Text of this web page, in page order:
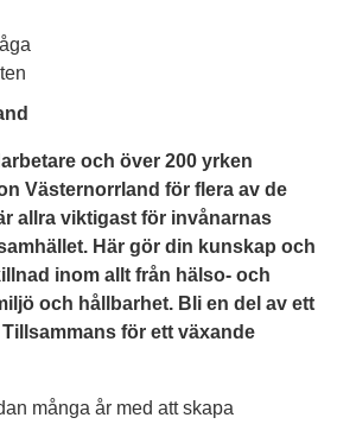
och över 200 yrken
Västernorrland för flera av de
allra viktigast för invånarnas
Här gör din kunskap och
inom allt från hälso- och
och hållbarhet. Bli en del av ett
för ett växande
många år med att skapa